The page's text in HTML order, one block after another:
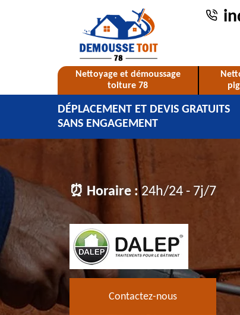
Nettoyage et démoussage
toiture 78
DÉPLACEMENT ET DEVIS GRATUITS
SANS ENGAGEMENT
⏰ Horaire :24h/24 - 7j/7
Contactez-nous